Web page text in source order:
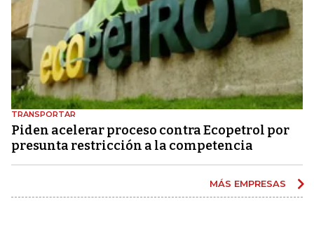
TRANSPORTAR
Piden acelerar proceso contra Ecopetrol por
presunta restricción a la competencia
MÁS EMPRESAS